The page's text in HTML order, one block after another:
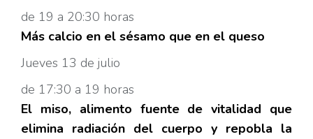
de 19 a 20:30 horas
Más calcio en el sésamo que en el queso
Jueves 13 de julio
de 17:30 a 19 horas
El miso, alimento fuente de vitalidad que
elimina radiación del cuerpo y repobla la